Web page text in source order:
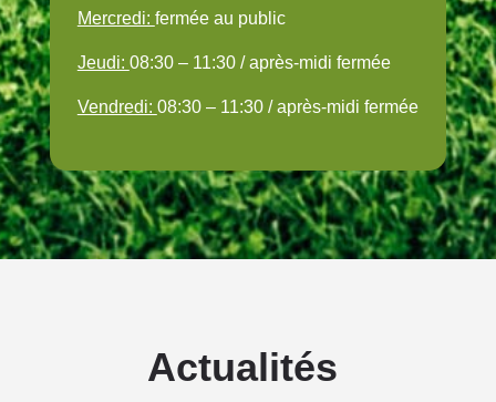
Mercredi: fermée au public
Jeudi: 08:30 – 11:30 / après-midi fermée
Vendredi: 08:30 – 11:30 / après-midi fermée
Actualités